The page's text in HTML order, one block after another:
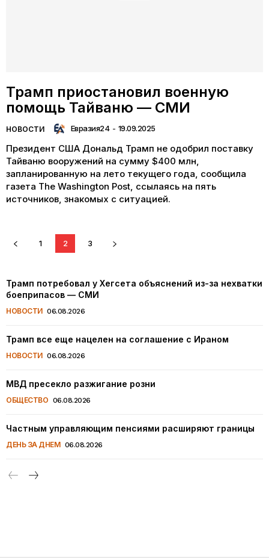
Трамп приостановил военную
помощь Тайваню — СМИ
НОВОСТИ Евразия24 - 19.09.2025
Президент США Дональд Трамп не одобрил поставку
Тайваню вооружений на сумму $400 млн,
запланированную на лето текущего года, сообщила
газета The Washington Post, ссылаясь на пять
источников, знакомых с ситуацией.
1 2 3
Трамп потребовал у Хегсета объяснений из-за нехватки
боеприпасов — СМИ
НОВОСТИ 06.08.2026
Трамп все еще нацелен на соглашение с Ираном
НОВОСТИ 06.08.2026
МВД пресекло разжигание розни
ОБЩЕСТВО 06.08.2026
Частным управляющим пенсиями расширяют границы
ДЕНЬ ЗА ДНЕМ 06.08.2026